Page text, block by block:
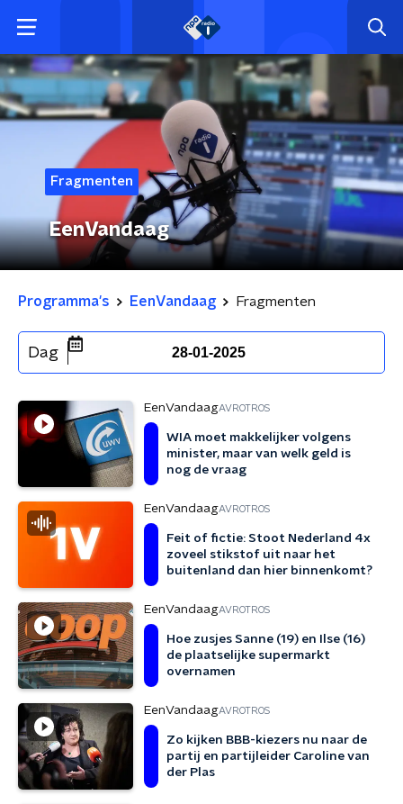
Fragmenten
EenVandaag
Programma's EenVandaag Fragmenten
Dag 28-01-2025
EenVandaagAVROTROS
WIA moet makkelijker volgens
minister, maar van welk geld is
nog de vraag
EenVandaagAVROTROS
Feit of fictie: Stoot Nederland 4x
zoveel stikstof uit naar het
buitenland dan hier binnenkomt?
EenVandaagAVROTROS
Hoe zusjes Sanne (19) en Ilse (16)
de plaatselijke supermarkt
overnamen
EenVandaagAVROTROS
Zo kijken BBB-kiezers nu naar de
partij en partijleider Caroline van
der Plas